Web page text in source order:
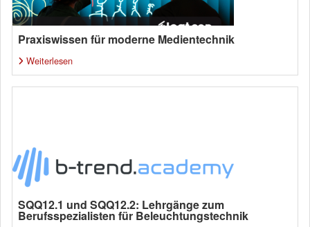
Praxiswissen für moderne Medientechnik
Weiterlesen
SQQ12.1 und SQQ12.2: Lehrgänge zum
Berufsspezialisten für Beleuchtungstechnik